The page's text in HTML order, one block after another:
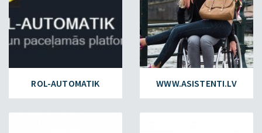
ROL-AUTOMATIK WWW.ASISTENTI.LV